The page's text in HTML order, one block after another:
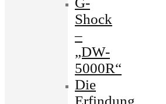
Shock
–
„DW-
5000R“
Die
Erfindung